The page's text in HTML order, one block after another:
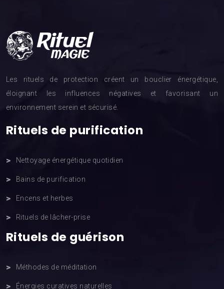
Les rituels de protection créent un bouclier énergétique,
éloignant les influences négatives et favorisant un
environnement serein et sécurisé.
Rituels de purification
Nettoyage énergétique quotidien
Bains de purification
Encens et herbes
Rituels de lâcher-prise
Rituels de guérison
Méthodes de méditation
Énergies curatives naturelles